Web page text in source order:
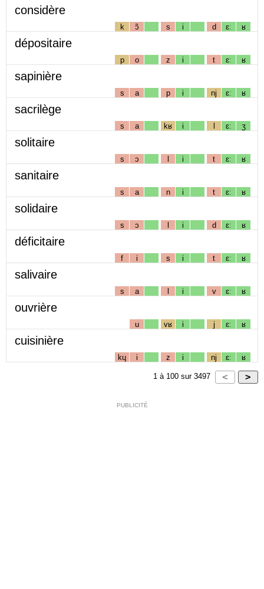
considère
k ɔ̃ s i d ɛː ʁ
dépositaire
p o z i t ɛː ʁ
sapinière
s a p i nj ɛː ʁ
sacrilège
s a kʁ i l ɛː ʒ
solitaire
s ɔ l i t ɛː ʁ
sanitaire
s a n i t ɛː ʁ
solidaire
s ɔ l i d ɛː ʁ
déficitaire
f i s i t ɛː ʁ
salivaire
s a l i v ɛː ʁ
ouvrière
u vʁ i j ɛː ʁ
cuisinière
kɥ i z i nj ɛː ʁ
1 à 100 sur 3497
PUBLICITÉ